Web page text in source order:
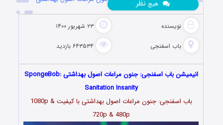
نویسنده ۲۳ شهریور ۱۴۰۰
باب اسفنجی ۶۴۳۵۳۴ بازدید
هیچ نظر
انیمیشن باب اسفنجی: جنون مراعات اصول بهداشتی SpongeBob:
Sanitation Insanity
باب اسفنجی: جنون مراعات اصول بهداشتی با کیفیت 1080p &
720p & 480p